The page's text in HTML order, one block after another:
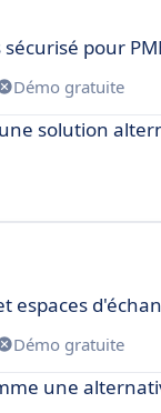
pour
Démo gratuite
solution
espaces
Démo gratuite
une